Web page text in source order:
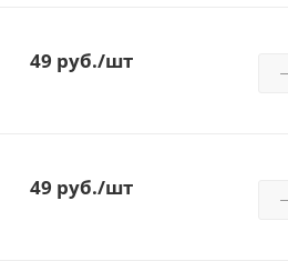
49 руб./шт
49 руб./шт